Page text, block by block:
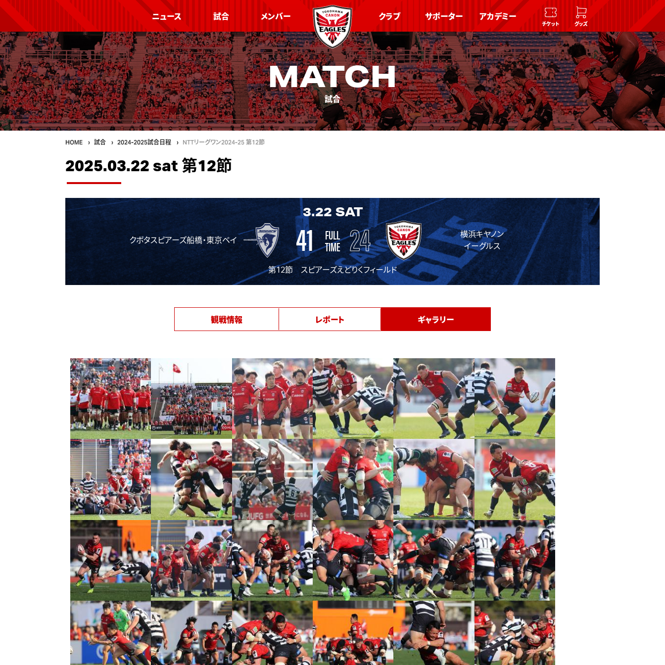
ニュース 試合 メンバー クラブ サポーター アカデミー
チケット グッズ
MATCH
試合
HOME 試合 2024-2025試合日程 NTTリーグワン2024-25 第12節
2025.03.22 sat 第12節
3.22 SAT
クボタスピアーズ船橋・東京ベイ 41 FULL
TIME 24
横浜キヤノン
イーグルス
第12節 スピアーズえどりくフィールド
観戦情報 レポート ギャラリー